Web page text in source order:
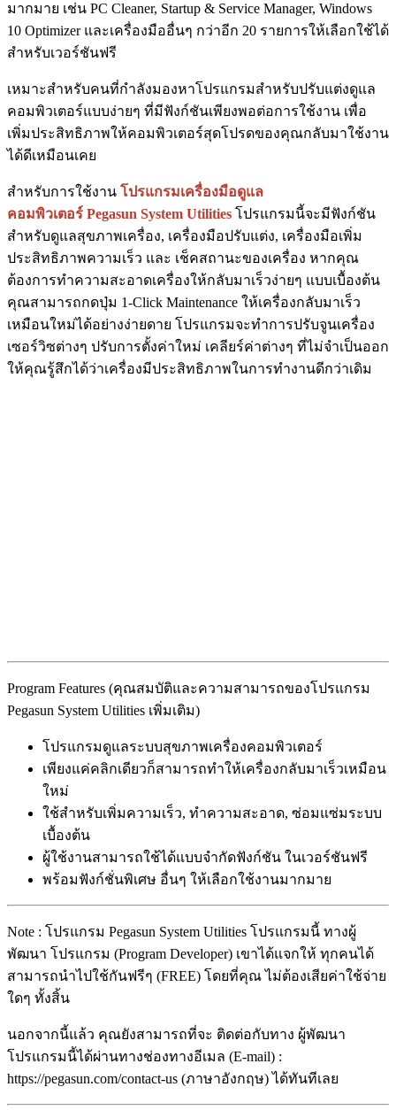
มากมาย เช่น PC Cleaner, Startup & Service Manager, Windows
10 Optimizer และเครื่องมืออื่นๆ กว่าอีก 20 รายการให้เลือกใช้ได้
สำหรับเวอร์ชันฟรี
เหมาะสำหรับคนที่กำลังมองหาโปรแกรมสำหรับปรับแต่งดูแล
คอมพิวเตอร์แบบง่ายๆ ที่มีฟังก์ชันเพียงพอต่อการใช้งาน เพื่อ
เพิ่มประสิทธิภาพให้คอมพิวเตอร์สุดโปรดของคุณกลับมาใช้งาน
ได้ดีเหมือนเคย
สำหรับการใช้งาน โปรแกรมเครื่องมือดูแล
คอมพิวเตอร์ Pegasun System Utilities โปรแกรมนี้จะมีฟังก์ชัน
สำหรับดูแลสุขภาพเครื่อง, เครื่องมือปรับแต่ง, เครื่องมือเพิ่ม
ประสิทธิภาพความเร็ว และ เช็คสถานะของเครื่อง หากคุณ
ต้องการทำความสะอาดเครื่องให้กลับมาเร็วง่ายๆ แบบเบื้องต้น
คุณสามารถกดปุ่ม 1-Click Maintenance ให้เครื่องกลับมาเร็ว
เหมือนใหม่ได้อย่างง่ายดาย โปรแกรมจะทำการปรับจูนเครื่อง
เซอร์วิซต่างๆ ปรับการตั้งค่าใหม่ เคลียร์ค่าต่างๆ ที่ไม่จำเป็นออก
ให้คุณรู้สึกได้ว่าเครื่องมีประสิทธิภาพในการทำงานดีกว่าเดิม
Program Features (คุณสมบัติและความสามารถของโปรแกรม
Pegasun System Utilities เพิ่มเติม)
โปรแกรมดูแลระบบสุขภาพเครื่องคอมพิวเตอร์
เพียงแค่คลิกเดียวก็สามารถทำให้เครื่องกลับมาเร็วเหมือน
ใหม่
ใช้สำหรับเพิ่มความเร็ว, ทำความสะอาด, ซ่อมแซ่มระบบ
เบื้องต้น
ผู้ใช้งานสามารถใช้ได้แบบจำกัดฟังก์ชัน ในเวอร์ชันฟรี
พร้อมฟังก์ชั่นพิเศษ อื่นๆ ให้เลือกใช้งานมากมาย
Note : โปรแกรม Pegasun System Utilities โปรแกรมนี้ ทางผู้
พัฒนา โปรแกรม (Program Developer) เขาได้แจกให้ ทุกคนได้
สามารถนำไปใช้กันฟรีๆ (FREE) โดยที่คุณ ไม่ต้องเสียค่าใช้จ่าย
ใดๆ ทั้งสิ้น
นอกจากนี้แล้ว คุณยังสามารถที่จะ ติดต่อกับทาง ผู้พัฒนา
โปรแกรมนี้ได้ผ่านทางช่องทางอีเมล (E-mail) :
https://pegasun.com/contact-us (ภาษาอังกฤษ) ได้ทันทีเลย